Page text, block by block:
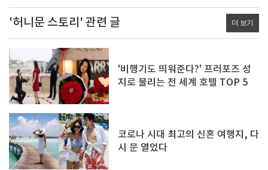
'허니문 스토리' 관련 글 더 보기
'비행기도 띄워준다?' 프러포즈 성
지로 불리는 전 세계 호텔 TOP 5
코로나 시대 최고의 신혼 여행지, 다
시 문 열었다